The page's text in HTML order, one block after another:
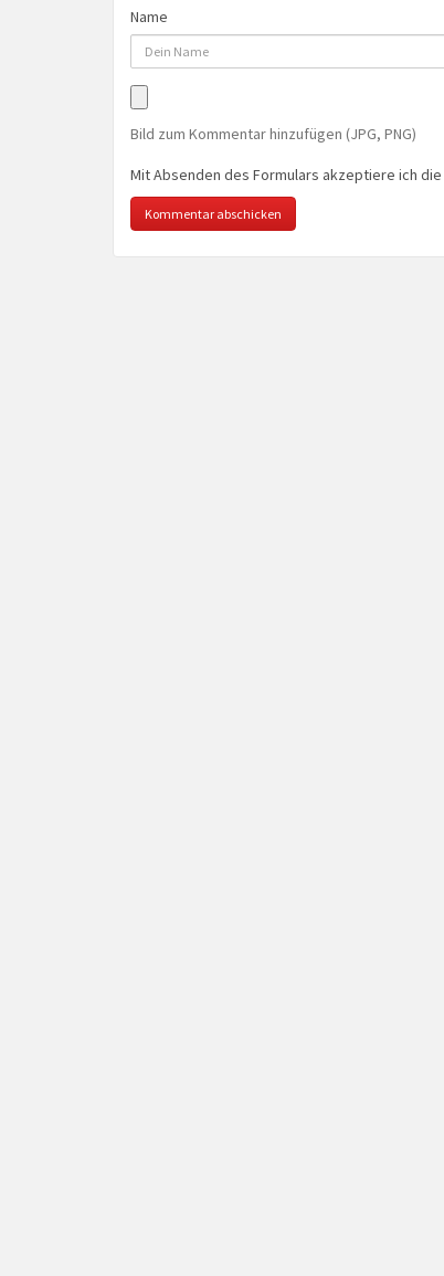
Name
Bild zum Kommentar hinzufügen (JPG, PNG)
Mit Absenden des Formulars akzeptiere ich die